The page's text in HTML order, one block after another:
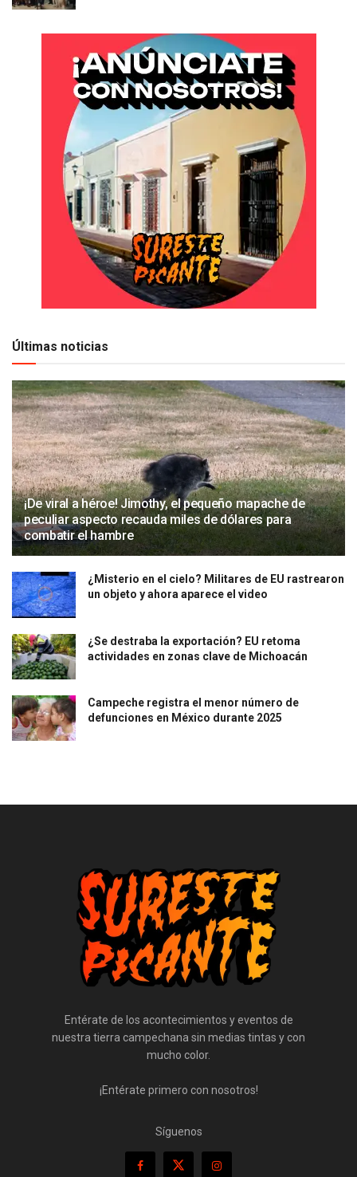
Últimas noticias
¡De viral a héroe! Jimothy, el pequeño mapache de
peculiar aspecto recauda miles de dólares para
combatir el hambre
¿Misterio en el cielo? Militares de EU rastrearon
un objeto y ahora aparece el video
¿Se destraba la exportación? EU retoma
actividades en zonas clave de Michoacán
Campeche registra el menor número de
defunciones en México durante 2025
Entérate de los acontecimientos y eventos de
nuestra tierra campechana sin medias tintas y con
mucho color.
¡Entérate primero con nosotros!
Síguenos